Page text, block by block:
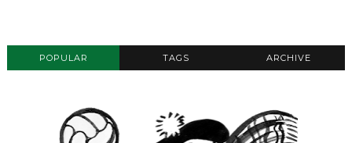
POPULAR TAGS ARCHIVE